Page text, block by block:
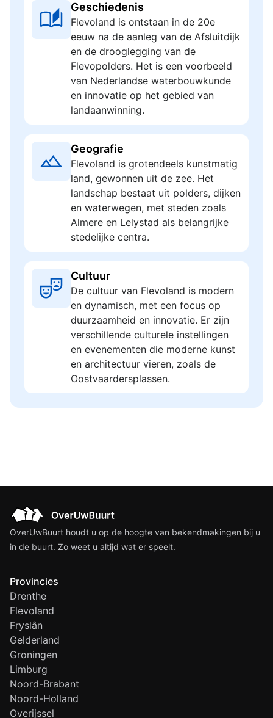
Geschiedenis
Flevoland is ontstaan in de 20e
eeuw na de aanleg van de Afsluitdijk
en de drooglegging van de
Flevopolders. Het is een voorbeeld
van Nederlandse waterbouwkunde
en innovatie op het gebied van
landaanwinning.
Geografie
Flevoland is grotendeels kunstmatig
land, gewonnen uit de zee. Het
landschap bestaat uit polders, dijken
en waterwegen, met steden zoals
Almere en Lelystad als belangrijke
stedelijke centra.
Cultuur
De cultuur van Flevoland is modern
en dynamisch, met een focus op
duurzaamheid en innovatie. Er zijn
verschillende culturele instellingen
en evenementen die moderne kunst
en architectuur vieren, zoals de
Oostvaardersplassen.
OverUwBuurt houdt u op de hoogte van bekendmakingen bij u
in de buurt. Zo weet u altijd wat er speelt.
Provincies
Drenthe
Flevoland
Fryslân
Gelderland
Groningen
Limburg
Noord-Brabant
Noord-Holland
Overijssel